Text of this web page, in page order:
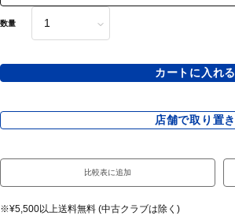
数量
カートに入れる
店舗で取り置き
比較表に追加
※¥5,500以上送料無料 (中古クラブは除く)